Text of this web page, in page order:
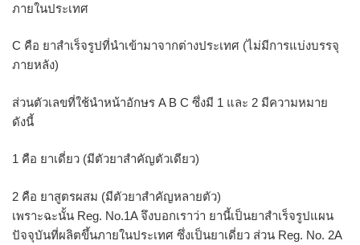
ภายในประเทศ
C คือ ยาสำเร็จรูปที่นำเข้ามาจากต่างประเทศ (ไม่มีการแบ่งบรรจุ
ภายหลัง)
ส่วนตัวเลขที่ใช้นำหน้าอักษร A B C ซึ่งมี 1 และ 2 มีความหมาย
ดังนี้
1 คือ ยาเดี่ยว (มีตัวยาสำคัญตัวเดียว)
2 คือ ยาสูตรผสม (มีตัวยาสำคัญหลายตัว)
เพราะฉะนั้น Reg. No.1A จึงบอกเราว่า ยานี้เป็นยาสำเร็จรูปแผน
ปัจจุบันที่ผลิตขึ้นภายในประเทศ ซึ่งเป็นยาเดี่ยว ส่วน Reg. No. 2A